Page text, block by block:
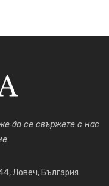
да се свържете с нас
Ловеч, България